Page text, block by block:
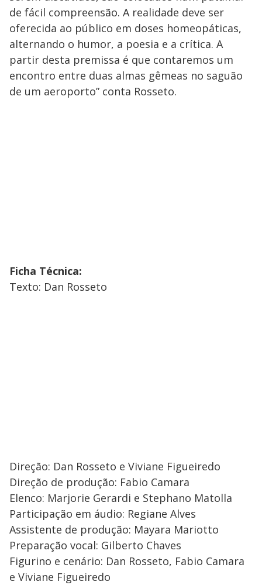
de fácil compreensão. A realidade deve ser
oferecida ao público em doses homeopáticas,
alternando o humor, a poesia e a crítica. A
partir desta premissa é que contaremos um
encontro entre duas almas gêmeas no saguão
de um aeroporto” conta Rosseto.
Ficha Técnica:
Texto: Dan Rosseto
Direção: Dan Rosseto e Viviane Figueiredo
Direção de produção: Fabio Camara
Elenco: Marjorie Gerardi e Stephano Matolla
Participação em áudio: Regiane Alves
Assistente de produção: Mayara Mariotto
Preparação vocal: Gilberto Chaves
Figurino e cenário: Dan Rosseto, Fabio Camara
e Viviane Figueiredo